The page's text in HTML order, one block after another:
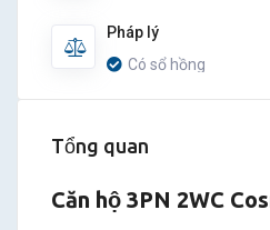
Pháp lý
Có sổ hồng
Tổng quan
Căn hộ 3PN 2WC